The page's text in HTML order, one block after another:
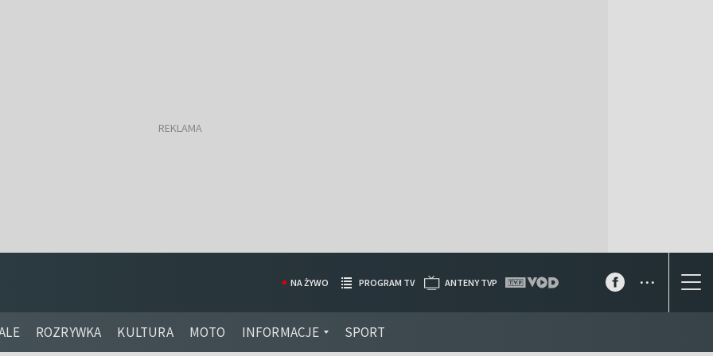
ROZRYWKA KULTURA MOTO INFORMACJE SPORT
NA ŻYWO PROGRAM TV ANTENY TVP ...